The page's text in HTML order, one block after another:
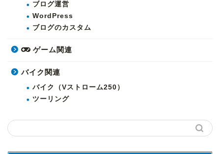
ブログ運営
WordPress
ブログのカスタム
ゲーム関連
バイク関連
バイク（Vストローム250）
ツーリング